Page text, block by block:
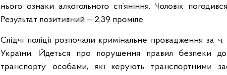
нього ознаки алкогольного сп’яніння. Чоловік
Результат позитивний — 2,39 проміле.
Слідчі поліції розпочали кримінальне провадження за
України. Йдеться про порушення правил безпеки
транспорту особами, які керують транспортними